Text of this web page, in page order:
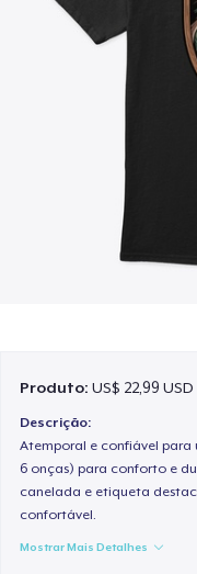
Produto:US$ 22,99
Descrição:
Atemporal e confiável para
6 onças) para conforto e
canelada e etiqueta
confortável.
Mostrar Mais Detalhes